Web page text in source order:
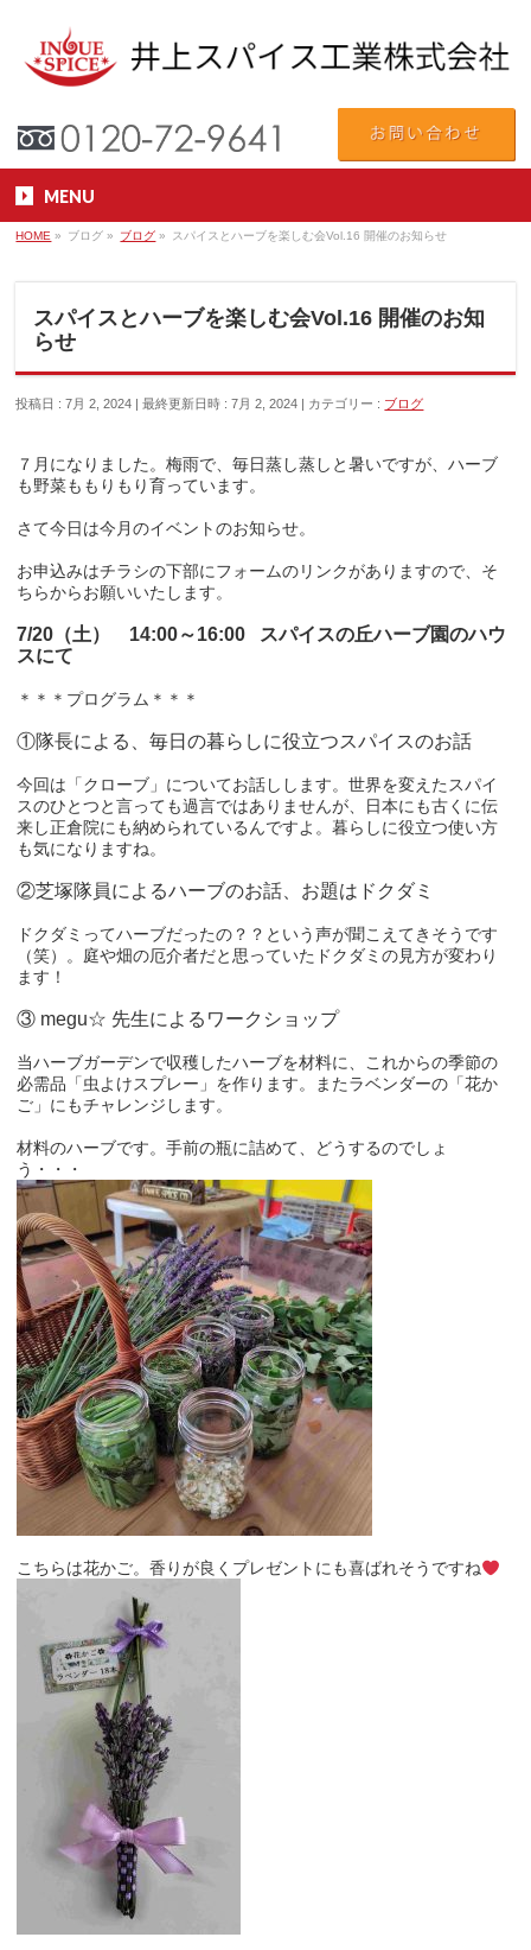
MENU
HOME » ブログ » ブログ » スパイスとハーブを楽しむ会Vol.16 開催のお知らせ
スパイスとハーブを楽しむ会Vol.16 開催のお知
らせ
投稿日 : 7月 2, 2024 最終更新日時 : 7月 2, 2024 カテゴリー : ブログ
７月になりました。梅雨で、毎日蒸し蒸しと暑いですが、ハーブ
も野菜ももりもり育っています。
さて今日は今月のイベントのお知らせ。
お申込みはチラシの下部にフォームのリンクがありますので、そ
ちらからお願いいたします。
7/20（土） 14:00～16:00 スパイスの丘ハーブ園のハウ
スにて
＊＊＊プログラム＊＊＊
①隊長による、毎日の暮らしに役立つスパイスのお話
今回は「クローブ」についてお話しします。世界を変えたスパイ
スのひとつと言っても過言ではありませんが、日本にも古くに伝
来し正倉院にも納められているんですよ。暮らしに役立つ使い方
も気になりますね。
②芝塚隊員によるハーブのお話、お題はドクダミ
ドクダミってハーブだったの？？という声が聞こえてきそうです
（笑）。庭や畑の厄介者だと思っていたドクダミの見方が変わり
ます！
③ megu☆ 先生によるワークショップ
当ハーブガーデンで収穫したハーブを材料に、これからの季節の
必需品「虫よけスプレー」を作ります。またラベンダーの「花か
ご」にもチャレンジします。
材料のハーブです。手前の瓶に詰めて、どうするのでしょ
う・・・
こちらは花かご。香りが良くプレゼントにも喜ばれそうですね